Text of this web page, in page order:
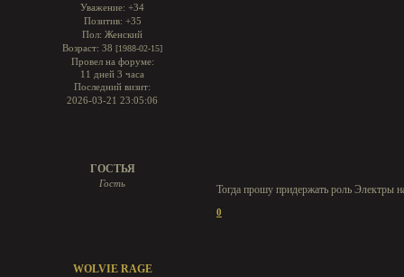
Уважение: +34
Позитив: +35
Пол: Женский
Возраст: 38 [1988-02-15]
Провел на форуме:
11 дней 3 часа
Последний визит:
2026-03-21 23:05:06
ГОСТЬЯ
Гость
Тогда прошу придержать роль Электры
0
WOLVIE RAGE